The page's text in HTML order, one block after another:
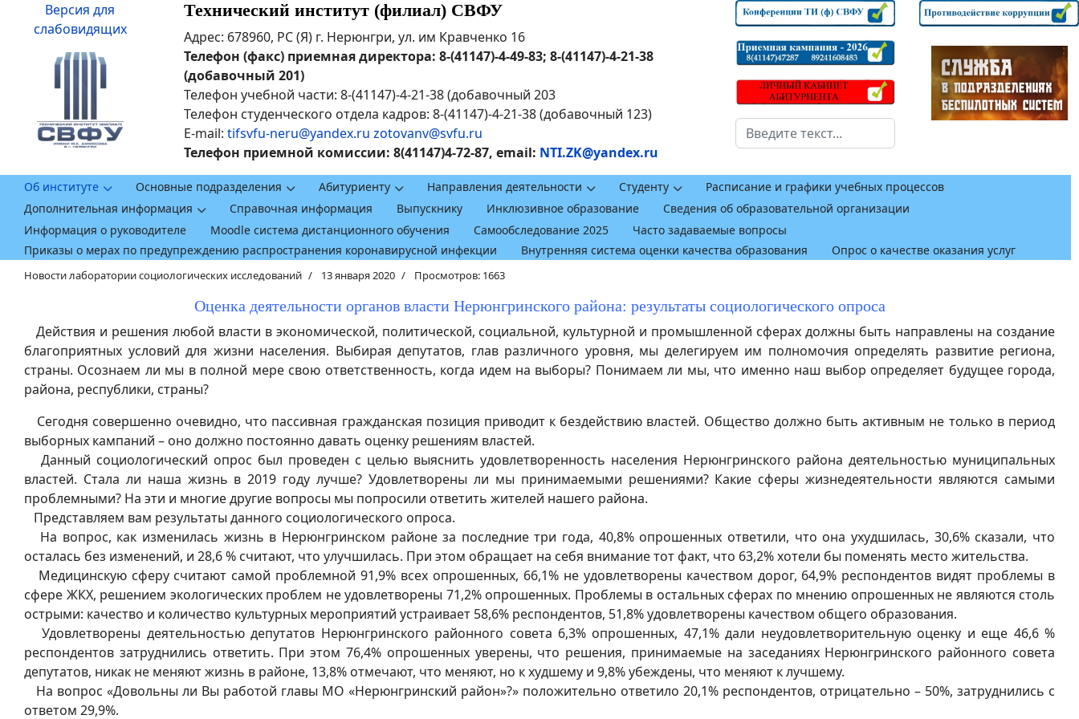
Версия для
слабовидящих
Технический институт (филиал) СВФУ
Адрес: 678960, РС (Я) г. Нерюнгри, ул. им Кравченко 16
Телефон (факс) приемная директора: 8-(41147)-4-49-83; 8-(41147)-4-21-38
(добавочный 201)
Телефон учебной части: 8-(41147)-4-21-38 (добавочный 203
Телефон студенческого отдела кадров: 8-(41147)-4-21-38 (добавочный 123)
E-mail: tifsvfu-neru@yandex.ru zotovanv@svfu.ru
Телефон приемной комиссии: 8(41147)4-72-87, email: NTI.ZK@yandex.ru
Поиск
Об институте Основные подразделения Абитуриенту Направления деятельности Студенту
Расписание и графики учебных процессов
Дополнительная информация
Справочная информация Выпускнику Инклюзивное образование
Сведения об образовательной организации
Информация о руководителе
Moodle система дистанционного обучения Самообследование 2025
Часто задаваемые вопросы
Приказы о мерах по предупреждению распространения коронавирусной инфекции
Внутренняя система оценки качества образования Опрос о качестве оказания услуг
Новости лаборатории социологических исследований 13 января 2020 Просмотров: 1663
Оценка деятельности органов власти Нерюнгринского района: результаты социологического опроса
Действия и решения любой власти в экономической, политической, социальной, культурной и промышленной сферах должны быть направлены на создание
благоприятных условий для жизни населения. Выбирая депутатов, глав различного уровня, мы делегируем им полномочия определять развитие региона,
страны. Осознаем ли мы в полной мере свою ответственность, когда идем на выборы? Понимаем ли мы, что именно наш выбор определяет будущее города,
района, республики, страны?
Сегодня совершенно очевидно, что пассивная гражданская позиция приводит к бездействию властей. Общество должно быть активным не только в период
выборных кампаний – оно должно постоянно давать оценку решениям властей.
Данный социологический опрос был проведен с целью выяснить удовлетворенность населения Нерюнгринского района деятельностью муниципальных
властей. Стала ли наша жизнь в 2019 году лучше? Удовлетворены ли мы принимаемыми решениями? Какие сферы жизнедеятельности являются самыми
проблемными? На эти и многие другие вопросы мы попросили ответить жителей нашего района.
Представляем вам результаты данного социологического опроса.
На вопрос, как изменилась жизнь в Нерюнгринском районе за последние три года, 40,8% опрошенных ответили, что она ухудшилась, 30,6% сказали, что
осталась без изменений, и 28,6 % считают, что улучшилась. При этом обращает на себя внимание тот факт, что 63,2% хотели бы поменять место жительства.
Медицинскую сферу считают самой проблемной 91,9% всех опрошенных, 66,1% не удовлетворены качеством дорог, 64,9% респондентов видят проблемы в
сфере ЖКХ, решением экологических проблем не удовлетворены 71,2% опрошенных. Проблемы в остальных сферах по мнению опрошенных не являются столь
острыми: качество и количество культурных мероприятий устраивает 58,6% респондентов, 51,8% удовлетворены качеством общего образования.
Удовлетворены деятельностью депутатов Нерюнгринского районного совета 6,3% опрошенных, 47,1% дали неудовлетворительную оценку и еще 46,6 %
респондентов затруднились ответить. При этом 76,4% опрошенных уверены, что решения, принимаемые на заседаниях Нерюнгринского районного совета
депутатов, никак не меняют жизнь в районе, 13,8% отмечают, что меняют, но к худшему и 9,8% убеждены, что меняют к лучшему.
На вопрос «Довольны ли Вы работой главы МО «Нерюнгринский район»?» положительно ответило 20,1% респондентов, отрицательно – 50%, затруднились с
ответом 29,9%.